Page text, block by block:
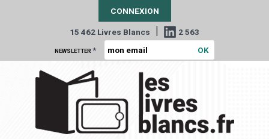
CONNEXION
15 462 Livres Blancs | 2 563
NEWSLETTER *